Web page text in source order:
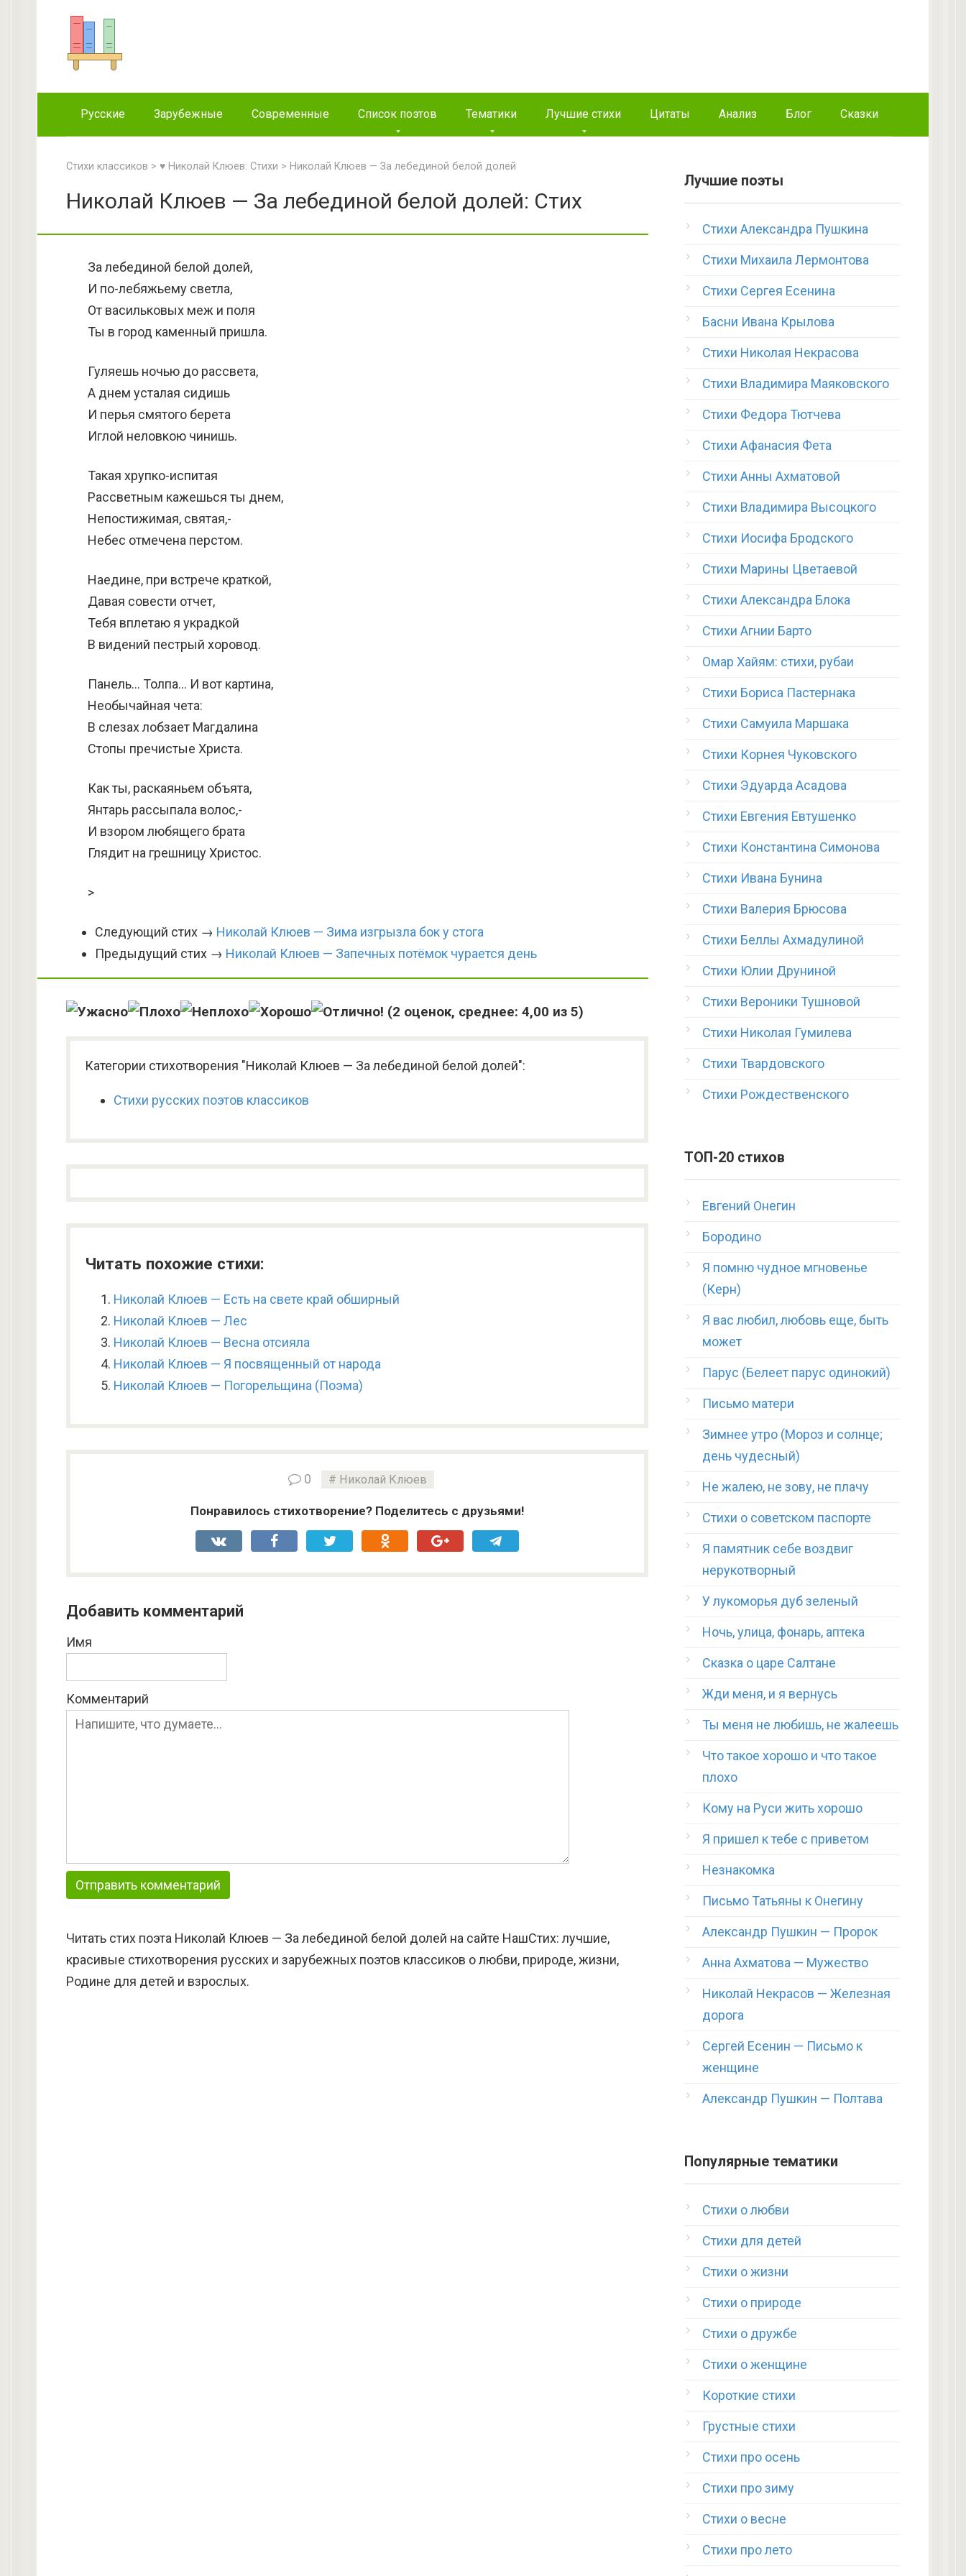
Русские Зарубежные Современные Список поэтов Тематики Лучшие стихи Цитаты Анализ Блог Сказки
Стихи классиков > ♥ Николай Клюев: Стихи > Николай Клюев — За лебединой белой долей
Николай Клюев — За лебединой белой долей: Стих
За лебединой белой долей,
И по-лебяжьему светла,
От васильковых меж и поля
Ты в город каменный пришла.
Гуляешь ночью до рассвета,
А днем усталая сидишь
И перья смятого берета
Иглой неловкою чинишь.
Такая хрупко-испитая
Рассветным кажешься ты днем,
Непостижимая, святая,-
Небес отмечена перстом.
Наедине, при встрече краткой,
Давая совести отчет,
Тебя вплетаю я украдкой
В видений пестрый хоровод.
Панель… Толпа… И вот картина,
Необычайная чета:
В слезах лобзает Магдалина
Стопы пречистые Христа.
Как ты, раскаяньем объята,
Янтарь рассыпала волос,-
И взором любящего брата
Глядит на грешницу Христос.
>
Следующий стих → Николай Клюев — Зима изгрызла бок у стога
Предыдущий стих → Николай Клюев — Запечных потёмок чурается день
(2 оценок, среднее: 4,00 из 5)
Категории стихотворения "Николай Клюев — За лебединой белой долей":
Стихи русских поэтов классиков
Читать похожие стихи:
Николай Клюев — Есть на свете край обширный
Николай Клюев — Лес
Николай Клюев — Весна отсияла
Николай Клюев — Я посвященный от народа
Николай Клюев — Погорельщина (Поэма)
0 Николай Клюев
Понравилось стихотворение? Поделитесь с друзьями!
Добавить комментарий
Имя
Комментарий
Читать стих поэта Николай Клюев — За лебединой белой долей на сайте НашСтих: лучшие,
красивые стихотворения русских и зарубежных поэтов классиков о любви, природе, жизни,
Родине для детей и взрослых.
Лучшие поэты
Стихи Александра Пушкина
Стихи Михаила Лермонтова
Стихи Сергея Есенина
Басни Ивана Крылова
Стихи Николая Некрасова
Стихи Владимира Маяковского
Стихи Федора Тютчева
Стихи Афанасия Фета
Стихи Анны Ахматовой
Стихи Владимира Высоцкого
Стихи Иосифа Бродского
Стихи Марины Цветаевой
Стихи Александра Блока
Стихи Агнии Барто
Омар Хайям: стихи, рубаи
Стихи Бориса Пастернака
Стихи Самуила Маршака
Стихи Корнея Чуковского
Стихи Эдуарда Асадова
Стихи Евгения Евтушенко
Стихи Константина Симонова
Стихи Ивана Бунина
Стихи Валерия Брюсова
Стихи Беллы Ахмадулиной
Стихи Юлии Друниной
Стихи Вероники Тушновой
Стихи Николая Гумилева
Стихи Твардовского
Стихи Рождественского
ТОП-20 стихов
Евгений Онегин
Бородино
Я помню чудное мгновенье
(Керн)
Я вас любил, любовь еще, быть
может
Парус (Белеет парус одинокий)
Письмо матери
Зимнее утро (Мороз и солнце;
день чудесный)
Не жалею, не зову, не плачу
Стихи о советском паспорте
Я памятник себе воздвиг
нерукотворный
У лукоморья дуб зеленый
Ночь, улица, фонарь, аптека
Сказка о царе Салтане
Жди меня, и я вернусь
Ты меня не любишь, не жалеешь
Что такое хорошо и что такое
плохо
Кому на Руси жить хорошо
Я пришел к тебе с приветом
Незнакомка
Письмо Татьяны к Онегину
Александр Пушкин — Пророк
Анна Ахматова — Мужество
Николай Некрасов — Железная
дорога
Сергей Есенин — Письмо к
женщине
Александр Пушкин — Полтава
Популярные тематики
Стихи о любви
Стихи для детей
Стихи о жизни
Стихи о природе
Стихи о дружбе
Стихи о женщине
Короткие стихи
Грустные стихи
Стихи про осень
Стихи про зиму
Стихи о весне
Стихи про лето